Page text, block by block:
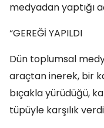
medyadan yaptığı
“GEREĞİ YAPILDI
Dün toplumsal
araçtan inerek, bir
bıçakla yürüdüğü,
tüpüyle karşılık